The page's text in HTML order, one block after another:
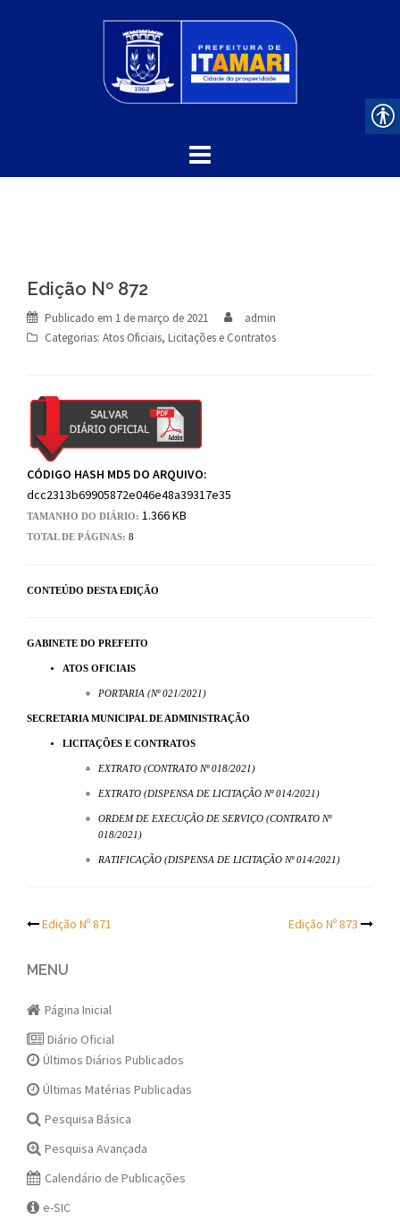
Edição Nº 872
Publicado em 1 de março de 2021
admin
Categorias: Atos Oficiais, Licitações e Contratos
CÓDIGO HASH MD5 DO ARQUIVO:
dcc2313b69905872e046e48a39317e35
TAMANHO DO DIÁRIO: 1.366 KB
TOTAL DE PÁGINAS: 8
CONTEÚDO DESTA EDIÇÃO
GABINETE DO PREFEITO
ATOS OFICIAIS
PORTARIA (Nº 021/2021)
SECRETARIA MUNICIPAL DE ADMINISTRAÇÃO
LICITAÇÕES E CONTRATOS
EXTRATO (CONTRATO Nº 018/2021)
EXTRATO (DISPENSA DE LICITAÇÃO Nº 014/2021)
ORDEM DE EXECUÇÃO DE SERVIÇO (CONTRATO Nº
018/2021)
RATIFICAÇÃO (DISPENSA DE LICITAÇÃO Nº 014/2021)
Post
navigation
Edição Nº 871 Edição Nº 873
MENU
Página Inicial
Diário Oficial
Últimos Diários Publicados
Últimas Matérias Publicadas
Pesquisa Básica
Pesquisa Avançada
Calendário de Publicações
e-SIC